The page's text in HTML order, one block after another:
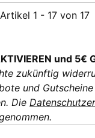
Artikel 1 - 17 von 17
und 5€
zukünftig
und
Die